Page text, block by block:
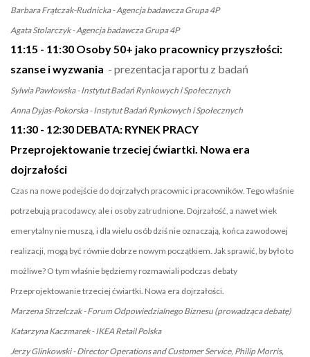
Barbara Frątczak-Rudnicka - Agencja badawcza Grupa 4P
Agata Stolarczyk - Agencja badawcza Grupa 4P
11:15 - 11:30 Osoby 50+ jako pracownicy przyszłości:
szanse i wyzwania - prezentacja raportu z badań
Sylwia Pawłowska - Instytut Badań Rynkowych i Społecznych
Anna Dyjas-Pokorska - Instytut Badań Rynkowych i Społecznych
11:30 - 12:30 DEBATA: RYNEK PRACY
Przeprojektowanie trzeciej ćwiartki. Nowa era
dojrzałości
Czas na nowe podejście do dojrzałych pracownic i pracowników. Tego właśnie
potrzebują pracodawcy, ale i osoby zatrudnione. Dojrzałość, a nawet wiek
emerytalny nie muszą, i dla wielu osób dziś nie oznaczają, końca zawodowej
realizacji, mogą być równie dobrze nowym początkiem. Jak sprawić, by było to
możliwe? O tym właśnie będziemy rozmawiali podczas debaty
Przeprojektowanie trzeciej ćwiartki. Nowa era dojrzałości.
Marzena Strzelczak - Forum Odpowiedzialnego Biznesu (prowadząca debatę)
Katarzyna Kaczmarek - IKEA Retail Polska
Jerzy Glinkowski - Director Operations and Customer Service, Philip Morris,